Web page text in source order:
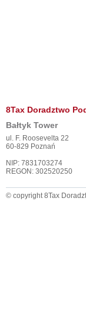
8Tax Doradztwo
Bałtyk Tower
ul. F. Roosevelta 22
60-829 Poznań
NIP: 7831703274
REGON: 302520250
© copyright 8Tax